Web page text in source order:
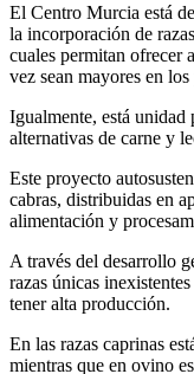
El Centro Murcia está
la incorporación de
cuales permitan ofrecer
vez sean mayores en
Igualmente, está unidad
alternativas de carne y
Este proyecto
cabras, distribuidas en
alimentación y
A través del desarrollo
razas únicas
tener alta producción.
En las razas caprinas
mientras que en ovino